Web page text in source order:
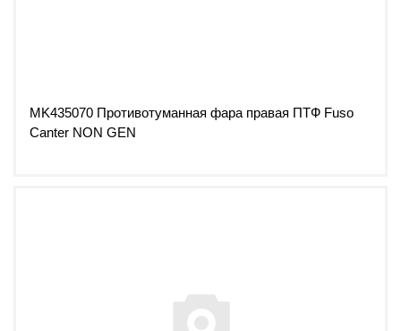
MK435070 Противотуманная фара правая ПТФ Fuso
Canter NON GEN